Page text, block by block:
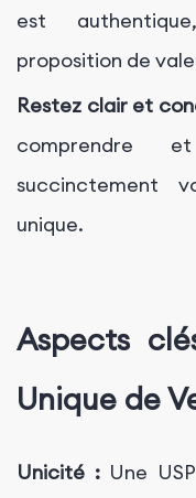
est
proposition de
Restez clair et
comprendre
succinctement
unique.
Aspects
Unique de
Unicité :Une